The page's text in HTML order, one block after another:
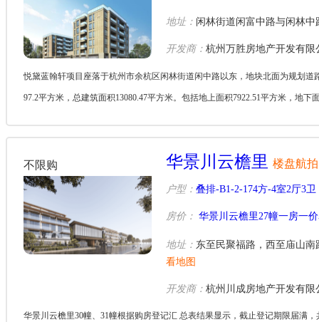
地址： 闲林街道闲富中路与闲林中
开发商： 杭州万胜房地产开发有限
悦黛蓝翰轩项目座落于杭州市余杭区闲林街道闲中路以东，地块北面为规划
97.2平方米，总建筑面积13080.47平方米。包括地上面积7922.51平方米，地
不限购 华景川云檐里 楼盘航拍
户型： 叠排-B1-2-174方-4室2厅3卫
房价： 华景川云檐里27幢一房一
地址： 东至民聚福路，西至庙山
看地图
开发商： 杭州川成房地产开发有限
华景川云檐里30幢、31幢根据购房登记汇 总表结果显示，截止登记期限届满